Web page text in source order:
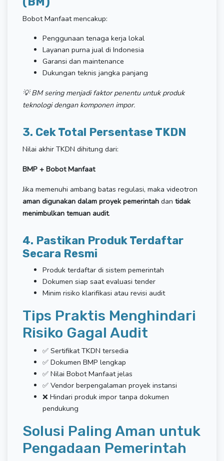
Bobot Manfaat mencakup:
Penggunaan tenaga kerja lokal
Layanan purna jual di Indonesia
Garansi dan maintenance
Dukungan teknis jangka panjang
💡 BM sering menjadi faktor penentu untuk produk
teknologi dengan komponen impor.
3. Cek Total Persentase TKDN
Nilai akhir TKDN dihitung dari:
BMP + Bobot Manfaat
Jika memenuhi ambang batas regulasi, maka videotron
aman digunakan dalam proyek pemerintah dan tidak
menimbulkan temuan audit.
4. Pastikan Produk Terdaftar
Secara Resmi
Produk terdaftar di sistem pemerintah
Dokumen siap saat evaluasi tender
Minim risiko klarifikasi atau revisi audit
Tips Praktis Menghindari
Risiko Gagal Audit
✅ Sertifikat TKDN tersedia
✅ Dokumen BMP lengkap
✅ Nilai Bobot Manfaat jelas
✅ Vendor berpengalaman proyek instansi
❌ Hindari produk impor tanpa dokumen
pendukung
Solusi Paling Aman untuk
Pengadaan Pemerintah